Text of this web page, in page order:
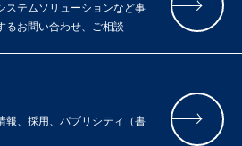
ステムソリューションなど事
るお問い合わせ、ご相談
報、採用、パブリシティ（書